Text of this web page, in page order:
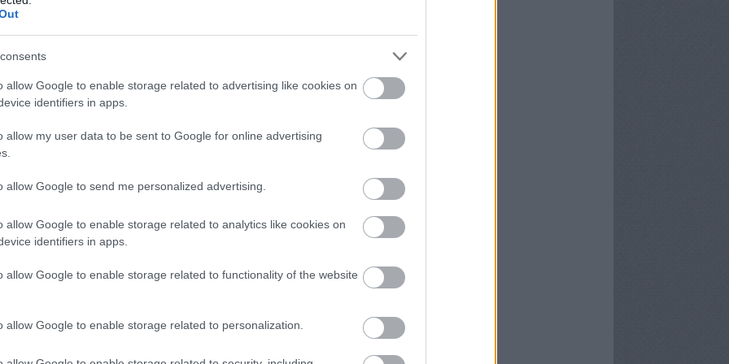
allow Google to enable storage related to advertising like cookies on
identifiers in apps.
allow my user data to be sent to Google for online advertising
allow Google to send me personalized advertising.
allow Google to enable storage related to analytics like cookies on
identifiers in apps.
allow Google to enable storage related to functionality of the website
allow Google to enable storage related to personalization.
Szólj hozzá!
Vettel győzött hazai
új, kevlárköpenyes Pirellik bevetése volt , amelyeket a
a csapatok, de a bevetésüket a Ferrari, a Lotus és a
nem volt kérdés, hogy új gumikra van szükség. A
további erősödését várta, ám az erőviszonyok nem
remélte. Meglepetésre a Mercedes látványosan
és
Red Bull közvetlen kihívójává vált. A Ferrari az időmérőt
a keményebb keveréken rajtolhassanak Alonsoék,
végül a dobogóról is lemaradt.